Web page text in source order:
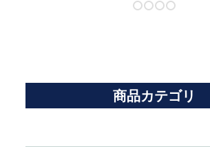
商品カテゴリ